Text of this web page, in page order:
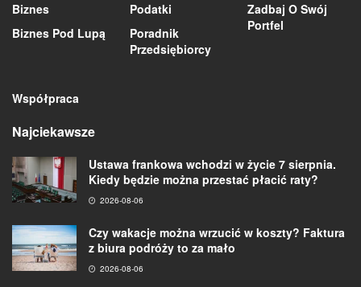
Biznes
Biznes Pod Lupą
Podatki
Poradnik
Przedsiębiorcy
Zadbaj O Swój
Portfel
Współpraca
Najciekawsze
Ustawa frankowa wchodzi w życie 7 sierpnia.
Kiedy będzie można przestać płacić raty?
2026-08-06
Czy wakacje można wrzucić w koszty? Faktura
z biura podróży to za mało
2026-08-06